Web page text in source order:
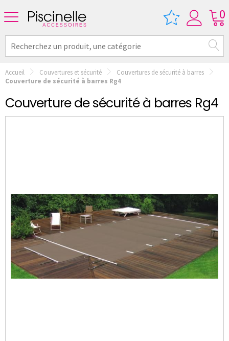
0
Accueil Couvertures et sécurité
Couvertures de sécurité à barres
Couverture de sécurité à barres Rg4
Couverture de sécurité à barres Rg4